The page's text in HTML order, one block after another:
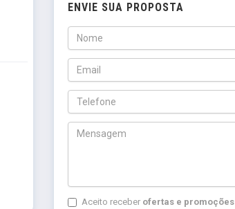
ENVIE SUA PROPOSTA
Aceito receber ofertas e promoções